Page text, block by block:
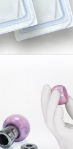
casos de alto ...
COLLOS
a base de